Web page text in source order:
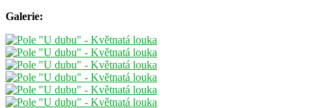
Galerie: